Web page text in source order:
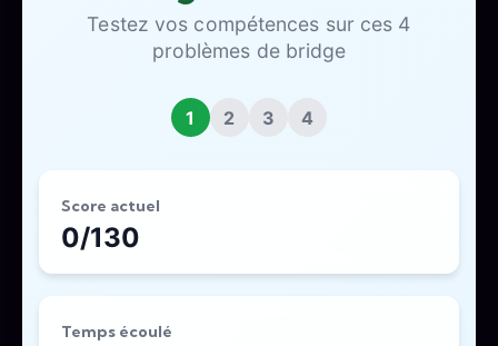
Testez vos compétences sur ces 4
problèmes de bridge
1 2 3 4
Score actuel
0/130
Temps écoulé